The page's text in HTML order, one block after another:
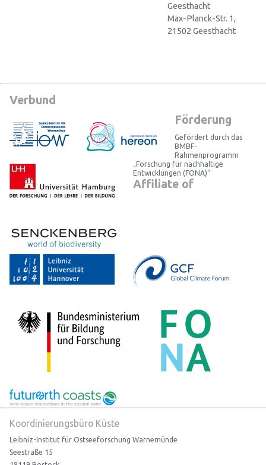
Geesthacht
Max-Planck-Str. 1,
21502 Geesthacht
Verbund
Förderung
Gefördert durch das
BMBF-
Rahmenprogramm
„Forschung für nachhaltige
Entwicklungen (FONA)“
Affiliate of
Koordinierungsbüro Küste
Leibniz-Institut für Ostseeforschung Warnemünde
Seestraße 15